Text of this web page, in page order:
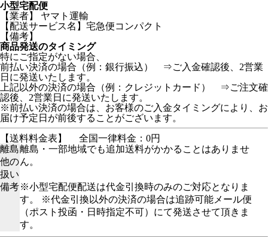
小型宅配便
【業者】 ヤマト運輸
【配送サービス名】宅急便コンパクト
【備考】
商品発送のタイミング
特にご指定がない場合、
前払い決済の場合（例：銀行振込） ⇒ご入金確認後、2営業
日に発送いたします。
上記以外の決済の場合（例：クレジットカード） ⇒ご注文確
認後、2営業日に発送いたします。
※前払い決済の場合は、お客様のご入金タイミングにより、お
届け予定日が前後することがございます。
【送料料金表】
全国一律料金：0円
離島
他の
扱い
離島・一部地域でも追加送料がかかることはありませ
ん。
備考※小型宅配便配送は代金引換時のみのご対応となりま
す。 ※代金引換以外の決済の場合は追跡可能メール便
（ポスト投函・日時指定不可）にて発送させて頂きま
す。